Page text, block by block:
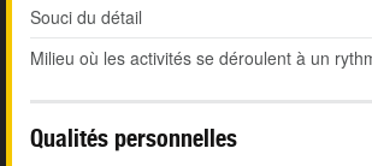
Souci du détail
Milieu où les activités se déroulent à un
Qualités personnelles